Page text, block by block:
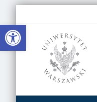
Otwórz pasek narzędzi